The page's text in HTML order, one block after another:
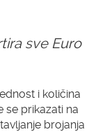
sve Euro
i količina
se prikazati na
brojanja